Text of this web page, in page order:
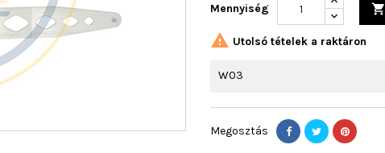
Mennyiség 
 Utolsó tételek a raktáron
W03
Megosztás